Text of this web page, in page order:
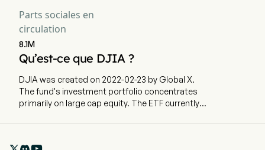
Parts sociales en
circulation
8.1M
Qu’est-ce que DJIA ?
DJIA was created on 2022-02-23 by Global X.
The fund's investment portfolio concentrates
primarily on large cap equity. The ETF currently